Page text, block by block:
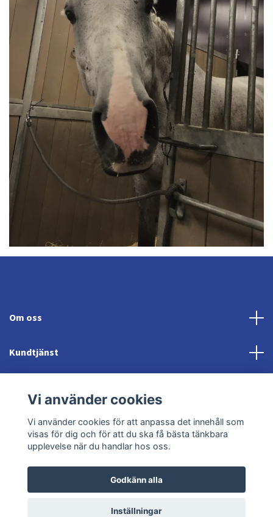
Om oss
Kundtjänst
Sociala medier
© 2026 Jonröds EquishopPowered by Quickbutik
Vi använder cookies
Vi använder cookies för att anpassa det innehåll som
visas för dig och för att du ska få bästa tänkbara
upplevelse när du handlar hos oss.
Godkänn alla
Inställningar